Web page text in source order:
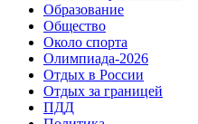
Образование
Общество
Около спорта
Олимпиада-2026
Отдых в России
Отдых за границей
ПДД